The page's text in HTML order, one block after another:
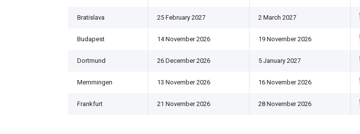
Bratislava 25 February 2027 2 March 2027
Budapest 14 November 2026 19 November 2026
Dortmund 26 December 2026 5 January 2027
Memmingen 13 November 2026 16 November 2026
Frankfurt 21 November 2026 28 November 2026